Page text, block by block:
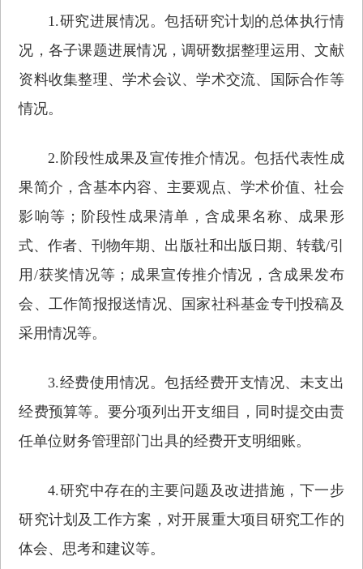
1.研究进展情况。包括研究计划的总体执行情
况，各子课题进展情况，调研数据整理运用、文献
资料收集整理、学术会议、学术交流、国际合作等
情况。
2.阶段性成果及宣传推介情况。包括代表性成
果简介，含基本内容、主要观点、学术价值、社会
影响等；阶段性成果清单，含成果名称、成果形
式、作者、刊物年期、出版社和出版日期、转载/引
用/获奖情况等；成果宣传推介情况，含成果发布
会、工作简报报送情况、国家社科基金专刊投稿及
采用情况等。
3.经费使用情况。包括经费开支情况、未支出
经费预算等。要分项列出开支细目，同时提交由责
任单位财务管理部门出具的经费开支明细账。
4.研究中存在的主要问题及改进措施，下一步
研究计划及工作方案，对开展重大项目研究工作的
体会、思考和建议等。